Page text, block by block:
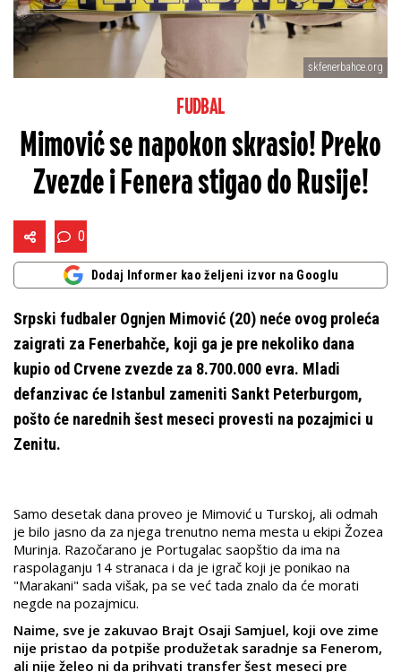
skfenerbahce.org
FUDBAL
Mimović se napokon skrasio! Preko
Zvezde i Fenera stigao do Rusije!
0
Dodaj Informer kao željeni izvor na Googlu
Srpski fudbaler Ognjen Mimović (20) neće ovog proleća
zaigrati za Fenerbahče, koji ga je pre nekoliko dana
kupio od Crvene zvezde za 8.700.000 evra. Mladi
defanzivac će Istanbul zameniti Sankt Peterburgom,
pošto će narednih šest meseci provesti na pozajmici u
Zenitu.
Samo desetak dana proveo je Mimović u Turskoj, ali odmah
je bilo jasno da za njega trenutno nema mesta u ekipi Žozea
Murinja. Razočarano je Portugalac saopštio da ima na
raspolaganju 14 stranaca i da je igrač koji je ponikao na
"Marakani" sada višak, pa se već tada znalo da će morati
negde na pozajmicu.
Naime, sve je zakuvao Brajt Osaji Samjuel, koji ove zime
nije pristao da potpiše produžetak saradnje sa Fenerom,
ali nije želeo ni da prihvati transfer šest meseci pre